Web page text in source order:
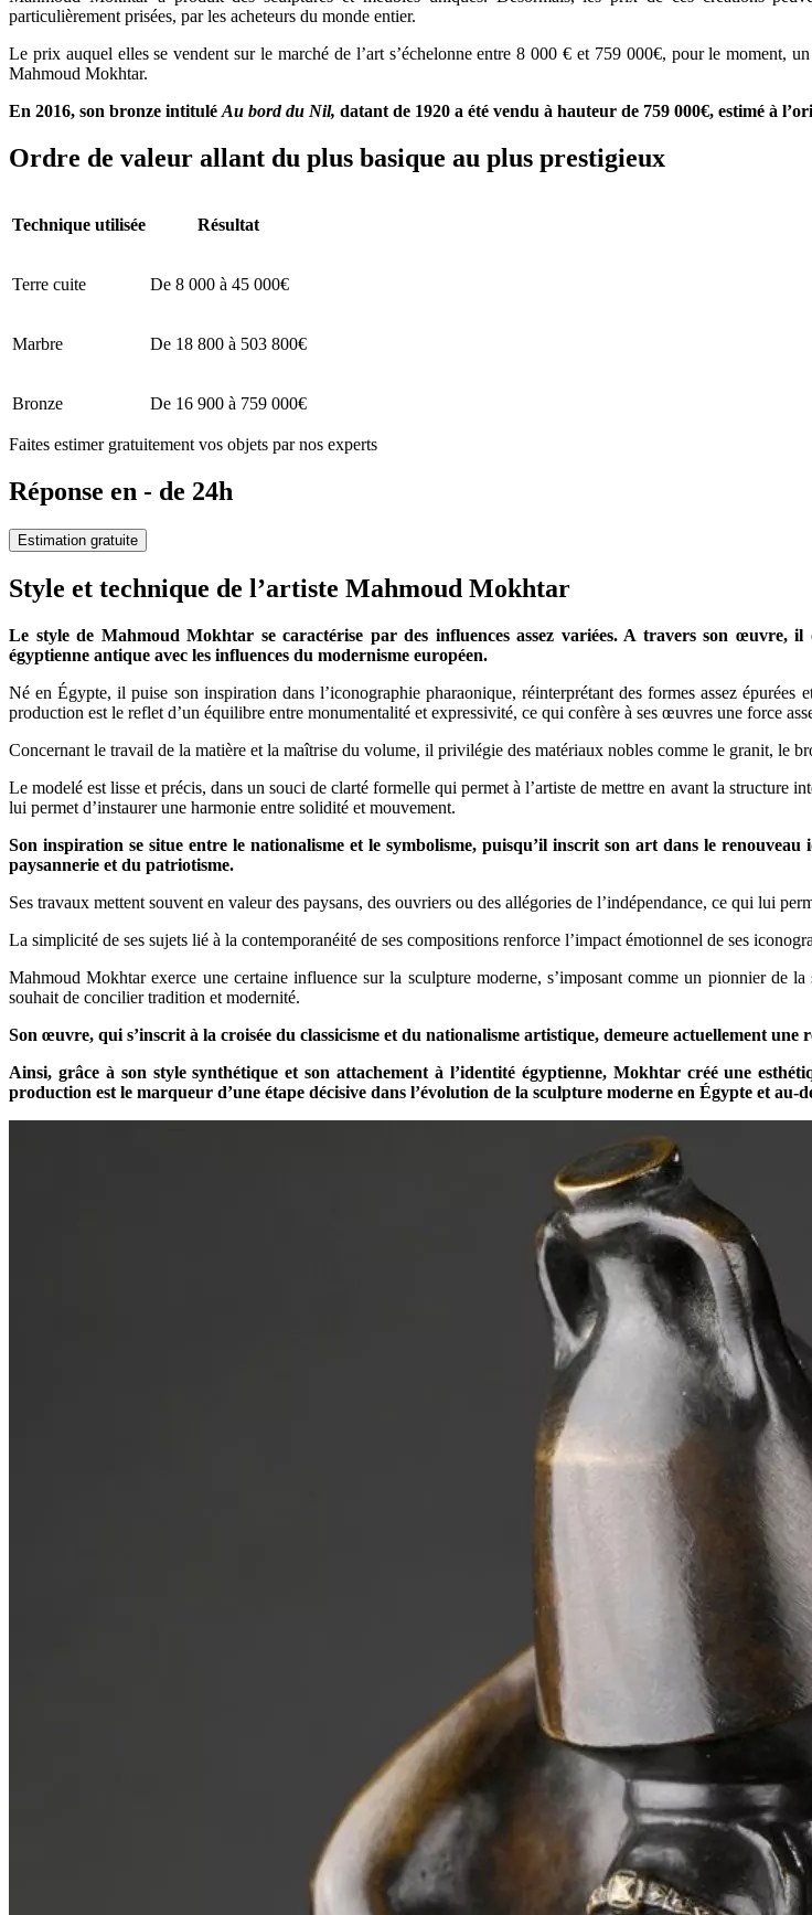
particulièrement prisées, par les acheteurs du monde entier.
Le prix auquel elles se vendent sur le marché de l’art s’échelonne entre 8 000 € et 759 000€, pour le moment,
Mahmoud Mokhtar.
En 2016, son bronze intitulé Au bord du Nil, datant de 1920 a été vendu à hauteur de 759 000€, estimé à
Ordre de valeur allant du plus basique au plus prestigieux
Technique utilisée Résultat
Terre cuite De 8 000 à 45 000€
Marbre De 18 800 à 503 800€
Bronze De 16 900 à 759 000€
Faites estimer gratuitement vos objets par nos experts
Réponse en - de 24h
Estimation gratuite
Style et technique de l’artiste Mahmoud Mokhtar
Le style de Mahmoud Mokhtar se caractérise par des influences assez variées. A travers son œuvre,
égyptienne antique avec les influences du modernisme européen.
Né en Égypte, il puise son inspiration dans l’iconographie pharaonique, réinterprétant des formes assez
production est le reflet d’un équilibre entre monumentalité et expressivité, ce qui confère à ses œuvres une force
Concernant le travail de la matière et la maîtrise du volume, il privilégie des matériaux nobles comme le granit, le
Le modelé est lisse et précis, dans un souci de clarté formelle qui permet à l’artiste de mettre en avant la structure
lui permet d’instaurer une harmonie entre solidité et mouvement.
Son inspiration se situe entre le nationalisme et le symbolisme, puisqu’il inscrit son art dans le
paysannerie et du patriotisme.
Ses travaux mettent souvent en valeur des paysans, des ouvriers ou des allégories de l’indépendance, ce qui lui
La simplicité de ses sujets lié à la contemporanéité de ses compositions renforce l’impact émotionnel de ses
Mahmoud Mokhtar exerce une certaine influence sur la sculpture moderne, s’imposant comme un pionnier de
souhait de concilier tradition et modernité.
Son œuvre, qui s’inscrit à la croisée du classicisme et du nationalisme artistique, demeure actuellement
Ainsi, grâce à son style synthétique et son attachement à l’identité égyptienne, Mokhtar créé une
production est le marqueur d’une étape décisive dans l’évolution de la sculpture moderne en Égypte et au-